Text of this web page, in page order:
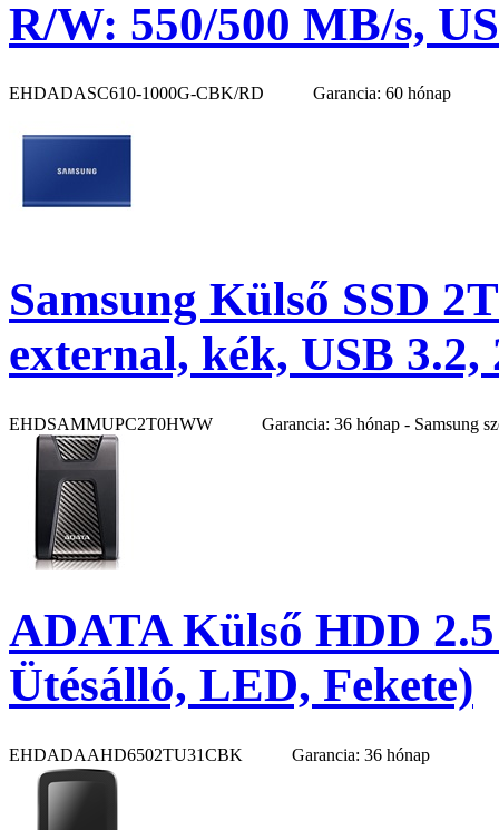
R/W: 550/500 MB/s,
EHDADASC610-1000G-CBK/RD Garancia: 60 hónap
Samsung Külső SSD
external, kék, USB 3.2,
EHDSAMMUPC2T0HWW Garancia: 36 hónap - Samsung
ADATA Külső HDD
Ütésálló, LED, Fekete)
EHDADAAHD6502TU31CBK Garancia: 36 hónap